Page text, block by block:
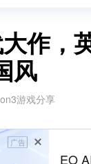
作，
风
游戏分享
广告
EO